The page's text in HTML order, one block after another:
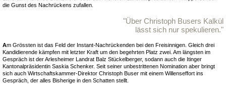
die Gunst des Nachrückens zufallen.
"Über Christoph Busers Kalkül
lässt sich nur spekulieren."
Am Grössten ist das Feld der Instant-Nachrückenden bei den Freisinnigen. Gleich drei
Kandidierende kämpfen mit letzter Kraft um den begehrten Platz zwei. Am längsten im
Gespräch ist der Arlesheimer Landrat Balz Stückelberger, sodann auch die Itinger
Kantonalpräsidentin Saskia Schenker. Seit seiner unbestrittenen Nomination aber bringt
sich auch Wirtschaftskammer-Direktor Christoph Buser mit einem Willenseffort ins
Gespräch, der alles Bisherige in den Schatten stellt.